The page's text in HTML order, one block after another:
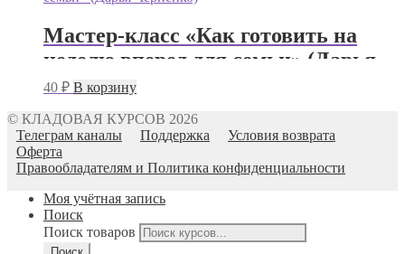
Мастер-класс «Как готовить на
неделю вперед для семьи» (Дарья
Черненко)
40 ₽ В корзину
© КЛАДОВАЯ КУРСОВ 2026
Телеграм каналы
Поддержка
Условия возврата
Оферта
Правообладателям и Политика конфиденциальности
Моя учётная запись
Поиск
Поиск товаров